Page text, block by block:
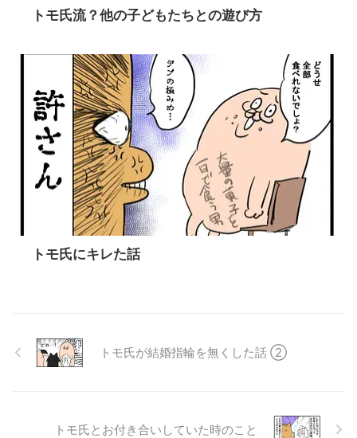
トモ氏流？他の子どもたちとの遊び方
トモ氏にキレた話
トモ氏が結婚指輪を無くした話 ②
トモ氏とお付き合いしていた時のこと